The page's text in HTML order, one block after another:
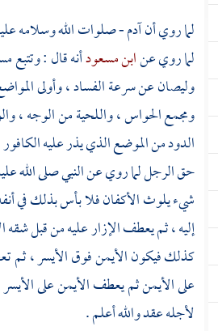
لما روي أنآدم- صلوات الله وسلامه
لما روي عنابن مسعودأنه قال : وتتبع
وليصان عن سرعة الفساد ، وأولى
ومجمع الحواس ، واللحية من الوجه ،
الدود من الموضع الذي يذر عليه
حق الرجل لما روي عن النبي صلى الله
شيء يلوث الأكفان فلا بأس بذلك في
إليه ، ثم يعطف الإزار عليه من قبل
كذلك فيكون الأيمن فوق الأيسر ، ثم
على الأيمن ثم يعطف الأيمن على
لأجله عقد والله أعلم .